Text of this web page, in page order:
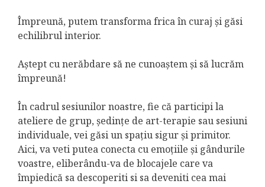
Împreună, putem transforma frica în curaj și găsi
echilibrul interior.
Aștept cu nerăbdare să ne cunoaștem și să lucrăm
împreună!
În cadrul sesiunilor noastre, fie că participi la
ateliere de grup, ședințe de art-terapie sau sesiuni
individuale, vei găsi un spațiu sigur și primitor.
Aici, va veti putea conecta cu emoțiile și gândurile
voastre, eliberându-va de blocajele care va
împiedică sa descoperiti si sa deveniti cea mai